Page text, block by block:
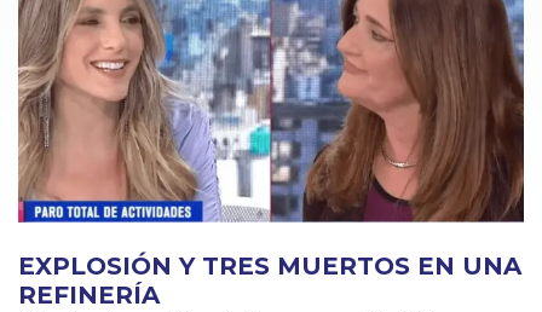
EXPLOSIÓN Y TRES MUERTOS EN UNA
REFINERÍA